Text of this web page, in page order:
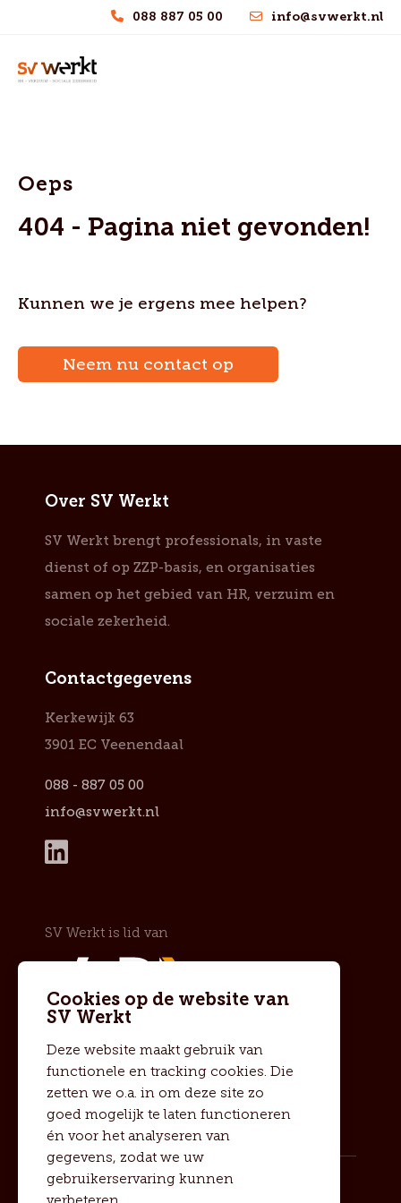
088 887 05 00 info@svwerkt.nl
Oeps
404 - Pagina niet gevonden!
Kunnen we je ergens mee helpen?
Neem nu contact op
Over SV Werkt
SV Werkt brengt professionals, in vaste
dienst of op ZZP-basis, en organisaties
samen op het gebied van HR, verzuim en
sociale zekerheid.
Contactgegevens
Kerkewijk 63
3901 EC Veenendaal
088 - 887 05 00
info@svwerkt.nl
SV Werkt is lid van
Cookies op de website van
SV Werkt
Deze website maakt gebruik van
functionele en tracking cookies. Die
zetten we o.a. in om deze site zo
goed mogelijk te laten functioneren
én voor het analyseren van
gegevens, zodat we uw
gebruikerservaring kunnen